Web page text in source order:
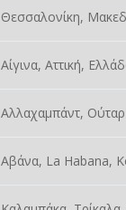
Θεσσαλονίκη,
Αίγινα, Αττική,
Αλλαχαμπάντ, Ούταρ
Αβάνα, La Habana,